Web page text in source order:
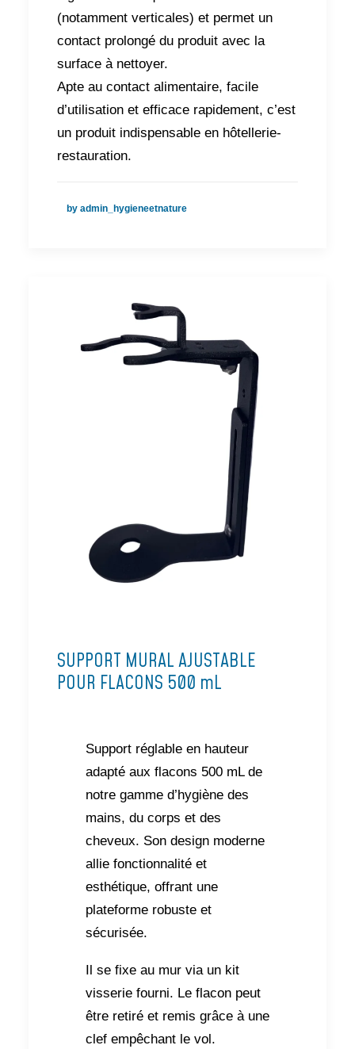
(notamment verticales) et permet un
contact prolongé du produit avec la
surface à nettoyer.
Apte au contact alimentaire, facile
d’utilisation et efficace rapidement, c’est
un produit indispensable en hôtellerie-
restauration.
by admin_hygieneetnature
SUPPORT MURAL AJUSTABLE
POUR FLACONS 500 mL
Support réglable en hauteur
adapté aux flacons 500 mL de
notre gamme d’hygiène des
mains, du corps et des
cheveux. Son design moderne
allie fonctionnalité et
esthétique, offrant une
plateforme robuste et
sécurisée.
Il se fixe au mur via un kit
visserie fourni. Le flacon peut
être retiré et remis grâce à une
clef empêchant le vol.